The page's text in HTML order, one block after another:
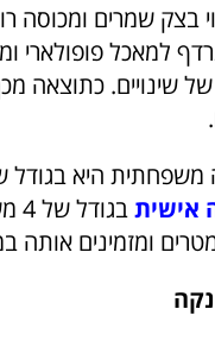
שמרים ומכוסה
למאכל פופולארי
שינויים. כתוצאה
אישית
ומזמינים אותה